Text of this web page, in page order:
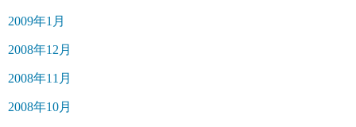
2009年1月
2008年12月
2008年11月
2008年10月